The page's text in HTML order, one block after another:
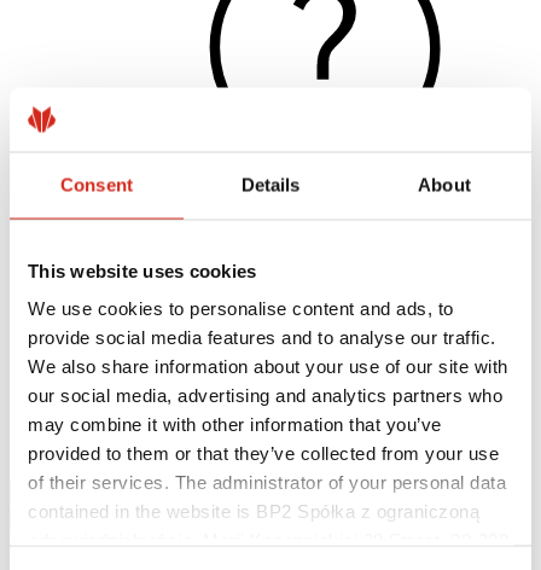
Consent Details About
This website uses cookies
We use cookies to personalise content and ads, to
provide social media features and to analyse our traffic.
We also share information about your use of our site with
our social media, advertising and analytics partners who
may combine it with other information that you’ve
provided to them or that they’ve collected from your use
of their services. The administrator of your personal data
contained in the website is BP2 Spółka z ograniczoną
Dangos, spalvos ir garantijos
Garantijos registravimas
Įgyvendinti projektai ir inspiracijos
Parsisiunčiami failai
Rasti rangovą
Kur įsigyti?
BIM bibliotekos
Parsisiųsti
Kontaktai